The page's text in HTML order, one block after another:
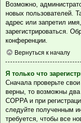
Возможно,
новых пользователей.
адрес или запретил
зарегистрироваться.
конференции.
Вернуться к началу
Я только что
Сначала проверьте
верны, то возможны
COPPA и при
следуйте полученным
требуется, чтобы все